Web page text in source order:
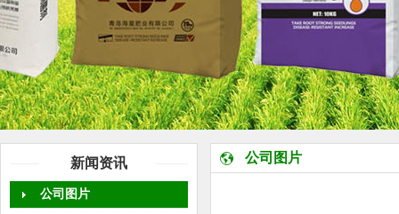
新闻资讯
公司图片
公司图片